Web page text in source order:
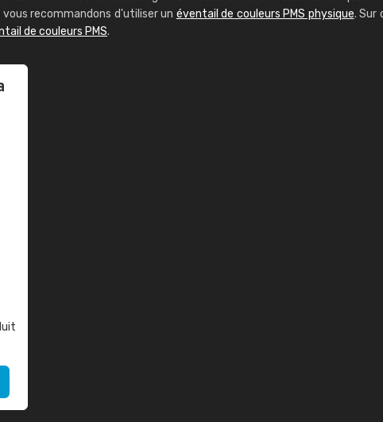
vous recommandons d'utiliser un éventail de couleurs PMS physique. Sur
de couleurs PMS.